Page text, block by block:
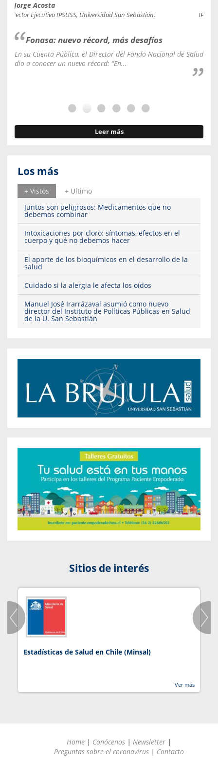
Jorge Acosta
Director Ejecutivo IPSUSS, Universidad San Sebastián.
Fonasa: nuevo récord, más desafíos
En su Cuenta Pública, el Director del Fondo Nacional de Salud
dio a conocer un nuevo récord: “En...
Leer más
Los más
+ Vistos
+ Ultimo
Juntos son peligrosos: Medicamentos que no
debemos combinar
Intoxicaciones por cloro: síntomas, efectos en el
cuerpo y qué no debemos hacer
El aporte de los bioquímicos en el desarrollo de la
salud
Cuidado si la alergia le afecta los oídos
Manuel José Irarrázaval asumió como nuevo
director del Instituto de Políticas Públicas en Salud
de la U. San Sebastián
Sitios de interés
Estadísticas de Salud en Chile (Minsal)
Ver más
Home | Conócenos | Newsletter |
Preguntas sobre el coronavirus | Contacto